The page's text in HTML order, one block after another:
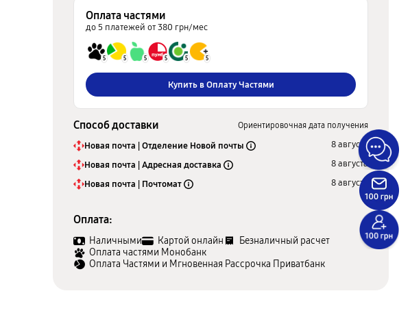
Оплата частями
до 5 платежей от 380 грн/мес
5 5 5 5 5 5
Купить в Оплату Частями
Способ доставки Ориентировочная дата получения
Новая почта | Отделение Новой почты
8 августа
Новая почта | Адресная доставка
8 августа
Новая почта | Почтомат
8 августа
Оплата:
Наличными Картой онлайн
Безналичный расчет
Оплата частями Монобанк
Оплата Частями и Мгновенная Рассрочка Приватбанк